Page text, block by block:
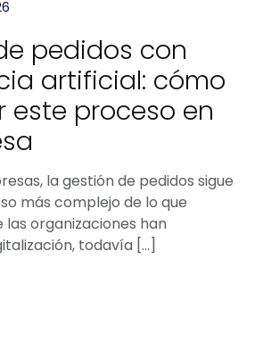
pedidos con
artificial: cómo
este proceso en
la gestión de pedidos sigue
más complejo de lo que
las organizaciones han
todavía […]